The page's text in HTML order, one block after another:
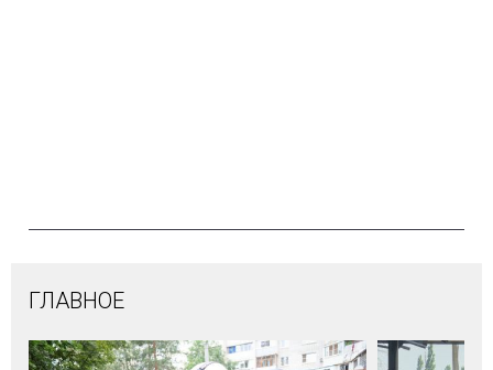
ГЛАВНОЕ